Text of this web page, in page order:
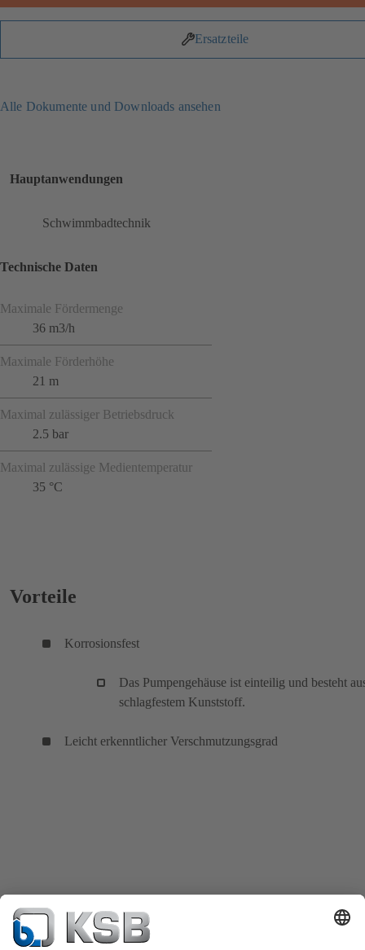
Ersatzteile
Alle Dokumente und Downloads ansehen
Hauptanwendungen
Schwimmbadtechnik
Technische Daten
Maximale Fördermenge
36 m3/h
Maximale Förderhöhe
21 m
Maximal zulässiger Betriebsdruck
2.5 bar
Maximal zulässige Medientemperatur
35 °C
Vorteile
Korrosionsfest
Das Pumpengehäuse ist einteilig und besteht
schlagfestem Kunststoff.
Leicht erkenntlicher Verschmutzungsgrad